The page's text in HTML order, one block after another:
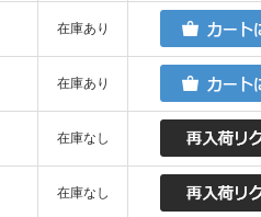
在庫あり
在庫あり
在庫なし
在庫なし